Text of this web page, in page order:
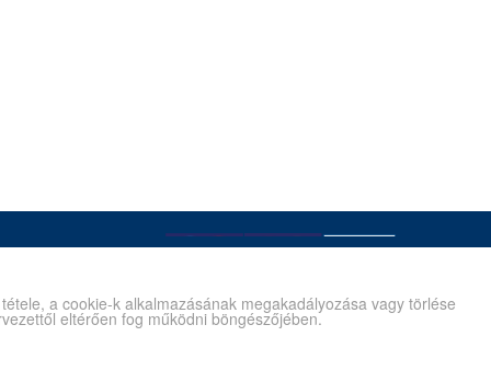
a cookie-k alkalmazásának megakadályozása vagy törlése
eltérően fog működni böngészőjében.